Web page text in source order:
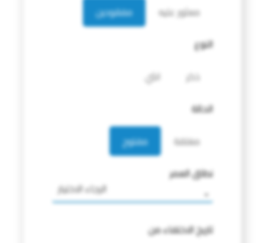
معثور عليه
مفقودين
النوع
ذكر
انثي
الحالة
مغلقة
مفتوح
نطاق العمر
الرجاء الاختيار
تاريخ الاختفاء من